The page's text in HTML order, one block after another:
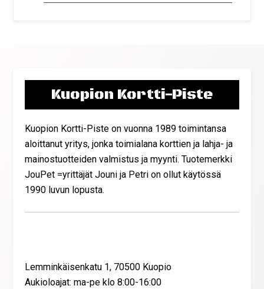
Kuopion Kortti-Piste
Kuopion Kortti-Piste on vuonna 1989 toimintansa
aloittanut yritys, jonka toimialana korttien ja lahja- ja
mainostuotteiden valmistus ja myynti. Tuotemerkki
JouPet =yrittäjät Jouni ja Petri on ollut käytössä
1990 luvun lopusta.
Lemminkäisenkatu 1, 70500 Kuopio
Aukioloajat: ma-pe klo 8:00-16:00